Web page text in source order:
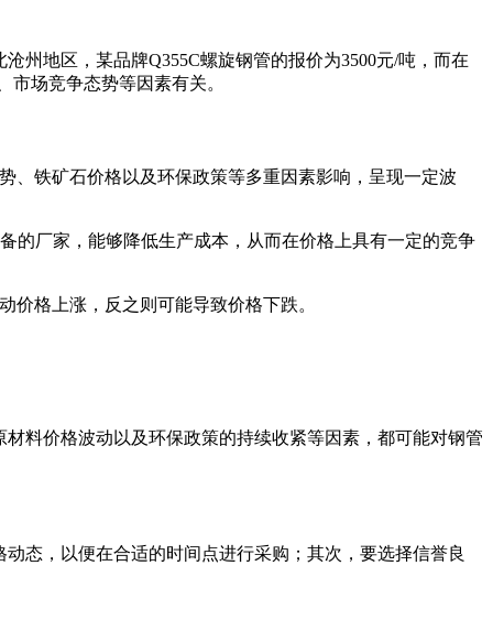
州地区，某品牌Q355C螺旋钢管的报价为3500元/吨，而在
场竞争态势等因素有关。
、铁矿石价格以及环保政策等多重因素影响，呈现一定波
的厂家，能够降低生产成本，从而在价格上具有一定的竞争
价格上涨，反之则可能导致价格下跌。
料价格波动以及环保政策的持续收紧等因素，都可能对钢管
态，以便在合适的时间点进行采购；其次，要选择信誉良